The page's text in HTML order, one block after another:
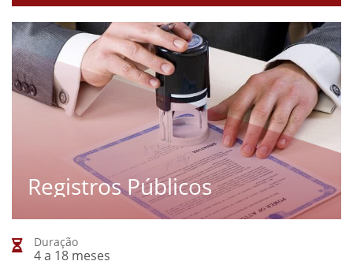
Registros Públicos
Duração
4 a 18 meses